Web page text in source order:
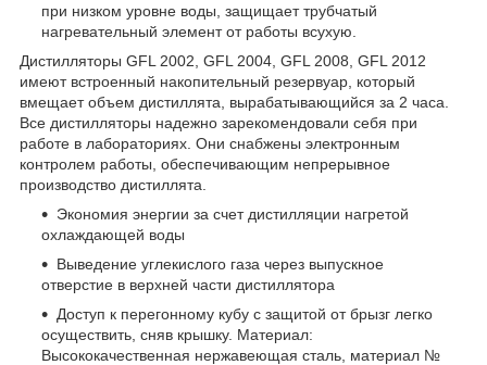
при низком уровне воды, защищает трубчатый
нагревательный элемент от работы всухую.
Дистилляторы GFL 2002, GFL 2004, GFL 2008, GFL 2012
имеют встроенный накопительный резервуар, который
вмещает объем дистиллята, вырабатывающийся за 2 часа.
Все дистилляторы надежно зарекомендовали себя при
работе в лабораториях. Они снабжены электронным
контролем работы, обеспечивающим непрерывное
производство дистиллята.
Экономия энергии за счет дистилляции нагретой
охлаждающей воды
Выведение углекислого газа через выпускное
отверстие в верхней части дистиллятора
Доступ к перегонному кубу с защитой от брызг легко
осуществить, сняв крышку. Материал:
Высококачественная нержавеющая сталь, материал №